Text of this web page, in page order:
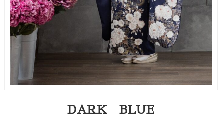
DARK BLUE